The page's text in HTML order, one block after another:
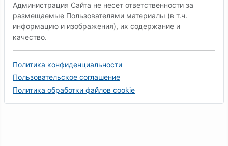
Администрация Сайта не несет ответственности за
размещаемые Пользователями материалы (в т.ч.
информацию и изображения), их содержание и
качество.
Политика конфиденциальности
Пользовательское соглашение
Политика обработки файлов cookie